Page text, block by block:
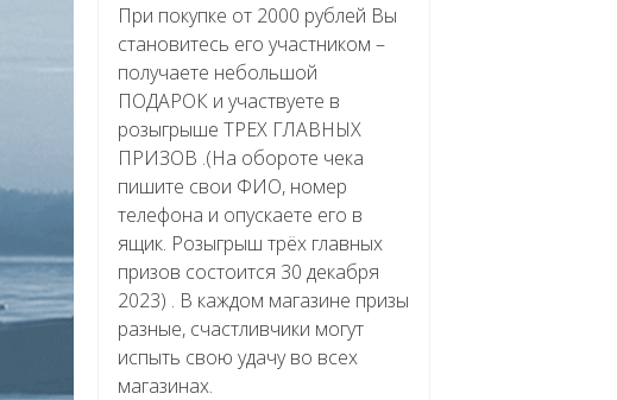
При покупке от 2000 рублей Вы
становитесь его участником –
получаете небольшой
ПОДАРОК и участвуете в
розыгрыше ТРЕХ ГЛАВНЫХ
ПРИЗОВ .(На обороте чека
пишите свои ФИО, номер
телефона и опускаете его в
ящик. Розыгрыш трёх главных
призов состоится 30 декабря
2023) . В каждом магазине призы
разные, счастливчики могут
испыть свою удачу во всех
магазинах.